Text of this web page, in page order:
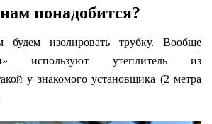
понадобится?
будем изолировать трубку. Вообще
используют утеплитель из
у знакомого установщика (2 метра